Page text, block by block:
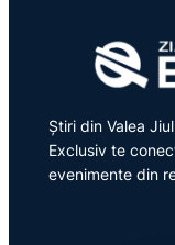
Știri din Valea
Exclusiv te
evenimente din